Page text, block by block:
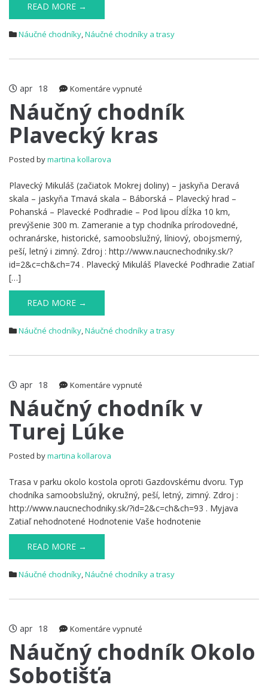
READ MORE →
Náučné chodníky,Náučné chodníky a trasy
apr 18 Komentáre vypnuté
chodník
kras
Náučný chodník
Plavecký kras
Posted bymartina kollarova
Plavecký Mikuláš (začiatok Mokrej doliny) – jaskyňa Deravá
skala – jaskyňa Tmavá skala – Báborská – Plavecký hrad –
Pohanská – Plavecké Podhradie – Pod lipou dĺžka 10 km,
prevýšenie 300 m. Zameranie a typ chodníka prírodovedné,
ochranárske, historické, samoobslužný, líniový, obojsmerný,
peší, letný i zimný. Zdroj : http://www.naucnechodniky.sk/?
id=2&c=ch&ch=74 . Plavecký Mikuláš Plavecké Podhradie Zatiaľ
[…]
READ MORE →
Náučné chodníky,Náučné chodníky a trasy
apr 18 Komentáre vypnuté
chodník
Náučný chodník v
Turej Lúke
Posted bymartina kollarova
Trasa v parku okolo kostola oproti Gazdovskému dvoru. Typ
chodníka samoobslužný, okružný, peší, letný, zimný. Zdroj :
http://www.naucnechodniky.sk/?id=2&c=ch&ch=93 . Myjava
Zatiaľ nehodnotené Hodnotenie Vaše hodnotenie
READ MORE →
Náučné chodníky,Náučné chodníky a trasy
apr 18 Komentáre vypnuté
chodník
Náučný chodník Okolo
Sobotišťa